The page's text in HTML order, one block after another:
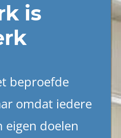
is
beproefde
omdat iedere
eigen doelen